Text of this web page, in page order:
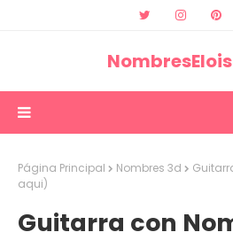
Página Principal Nombres 3d
aqui)
Guitarra con